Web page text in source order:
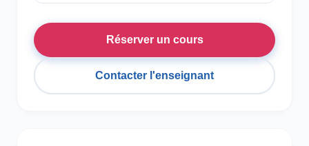
Réserver un cours
Contacter l'enseignant